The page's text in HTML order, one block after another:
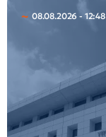
08.08.2026 - 12:48